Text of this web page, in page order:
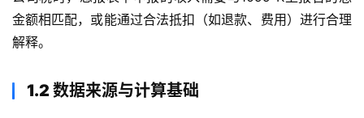
金额相匹配，或能通过合法抵扣（如退款、费用）进行合理
解释。
1.2 数据来源与计算基础